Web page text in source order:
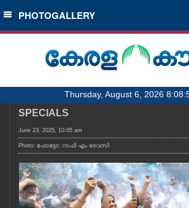
SECTIONS
HOME
NOTIFIED NEWS
KERALA
LOCAL
PHOTOGALLERY
Thursday, August 6, 2026
SPECIALS
June 23, 2025, 10:05 am
Photo: ഫോട്ടോ: റാഫി എം ദേവസി